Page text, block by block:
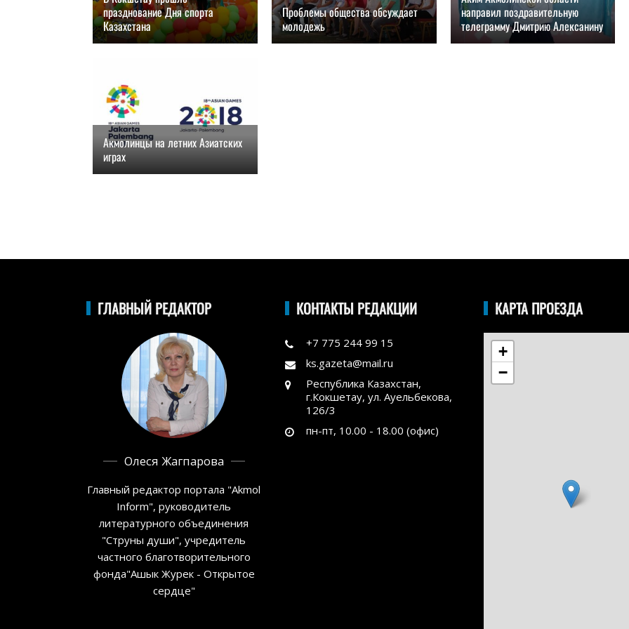
празднование Дня спорта
Казахстана
26.08.2018, 11:00
Проблемы общества обсуждает
молодежь
26.08.2018, 10:00
направил поздравительную
телеграмму Дмитрию Алексанину
22.08.2018, 10:00
Акмолинцы на летних Азиатских
играх
20.08.2018, 13:00
ГЛАВНЫЙ РЕДАКТОР
Олеся Жагпарова
Главный редактор портала "Akmol
Inform", руководитель
литературного объединения
"Струны души", учредитель
частного благотворительного
фонда"Ашык Журек - Открытое
сердце"
КОНТАКТЫ РЕДАКЦИИ
+7 775 244 99 15
ks.gazeta@mail.ru
Республика Казахстан,
г.Кокшетау, ул. Ауельбекова,
126/3
пн-пт, 10.00 - 18.00 (офис)
КАРТА ПРОЕЗДА
+
−